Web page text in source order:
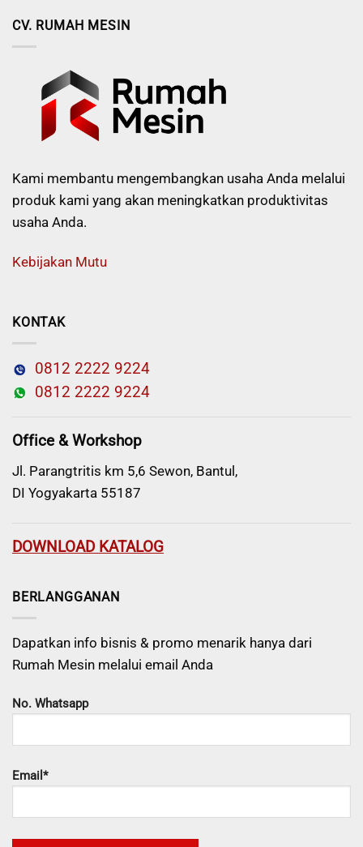
CV. RUMAH MESIN
Kami membantu mengembangkan usaha Anda melalui
produk kami yang akan meningkatkan produktivitas
usaha Anda.
Kebijakan Mutu
KONTAK
0812 2222 9224
0812 2222 9224
Office & Workshop
Jl. Parangtritis km 5,6 Sewon, Bantul,
DI Yogyakarta 55187
DOWNLOAD KATALOG
BERLANGGANAN
Dapatkan info bisnis & promo menarik hanya dari
Rumah Mesin melalui email Anda
No. Whatsapp
Email*